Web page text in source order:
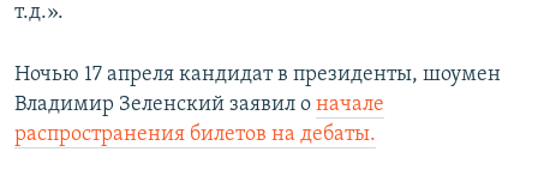
т.д.».
Ночью 17 апреля кандидат в президенты, шоумен
Владимир Зеленский заявил о начале
распространения билетов на дебаты.